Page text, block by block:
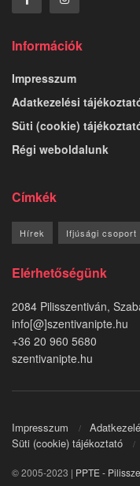
Információk
Impresszum
Adatkezelési
Süti (cookie)
Régi weboldalunk
Címkék
Hírek Ifjúsági csoport
Elérhetőségünk
2084 Pilisszentiván,
info[@]szentivanipte.hu
+36 20 960 5680
szentivanipte.hu
Impresszum
Süti (cookie) tájékoztató
© 2005-2023 | PPTE -